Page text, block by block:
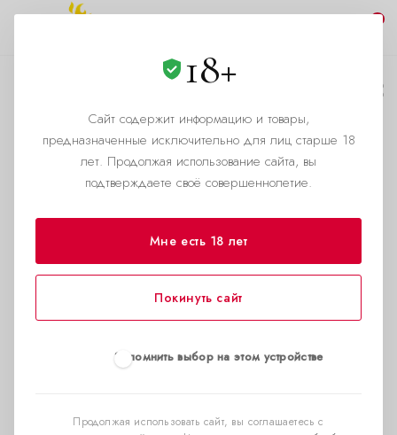
18+
Сайт содержит информацию и товары,
предназначенные исключительно для лиц старше 18
лет. Продолжая использование сайта, вы
подтверждаете своё совершеннолетие.
Мне есть 18 лет
Покинуть сайт
Запомнить выбор на этом устройстве
Продолжая использовать сайт, вы соглашаетесь с